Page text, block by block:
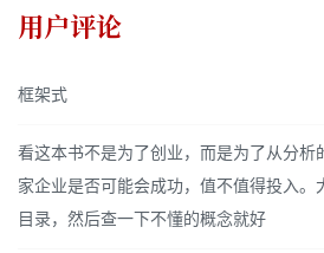
用户评论
框架式
看这本书不是为了创业，而是为了从分析
家企业是否可能会成功，值不值得投入。
目录，然后查一下不懂的概念就好